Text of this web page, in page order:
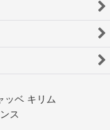
ッベ キリム
ス